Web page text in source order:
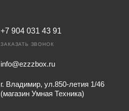
+7 904 031 43 91
ЗАКАЗАТЬ ЗВОНОК
info@ezzzbox.ru
г. Владимир, ул.850-летия 1/46
(магазин Умная Техника)